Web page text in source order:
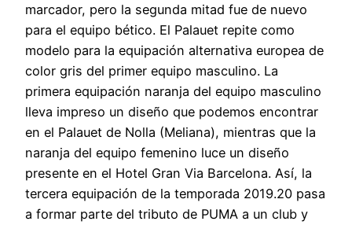
marcador, pero la segunda mitad fue de nuevo
para el equipo bético. El Palauet repite como
modelo para la equipación alternativa europea de
color gris del primer equipo masculino. La
primera equipación naranja del equipo masculino
lleva impreso un diseño que podemos encontrar
en el Palauet de Nolla (Meliana), mientras que la
naranja del equipo femenino luce un diseño
presente en el Hotel Gran Via Barcelona. Así, la
tercera equipación de la temporada 2019.20 pasa
a formar parte del tributo de PUMA a un club y